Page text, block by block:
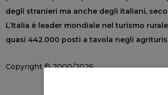
degli stranieri ma anche degli italiani,
L’Italia è leader mondiale nel turismo
quasi 442.000 posti a tavola negli
Copyright © 2000/2026